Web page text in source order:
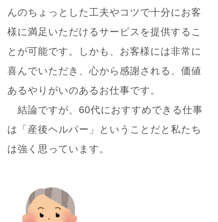
んのちょっとした工夫やコツで十分にお客
様に満足いただけるサービスを提供するこ
とが可能です。しかも、お客様には非常に
喜んでいただき、心から感謝される、価値
あるやりがいのあるお仕事です。
結論ですが、60代におすすめできる仕事
は「産後ヘルパー」ということだと私たち
は強く思っています。